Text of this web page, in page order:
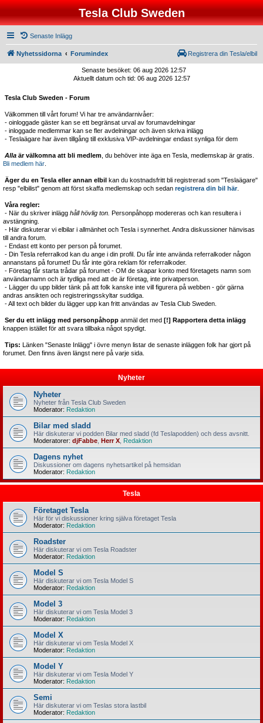
Tesla Club Sweden
Senaste Inlägg
Nyhetssidorna Forumindex Registrera din Tesla/elbil
Senaste besöket: 06 aug 2026 12:57
Aktuellt datum och tid: 06 aug 2026 12:57
Tesla Club Sweden - Forum
Välkommen till vårt forum! Vi har tre användarnivåer:
- oinloggade gäster kan se ett begränsat urval av forumavdelningar
- inloggade medlemmar kan se fler avdelningar och även skriva inlägg
- Teslaägare har även tillgång till exklusiva VIP-avdelningar endast synliga för dem
Alla är välkomna att bli medlem , du behöver inte äga en Tesla, medlemskap är gratis.
Bli medlem här
Äger du en Tesla eller annan elbil kan du kostnadsfritt bli registrerad som "Teslaägare"
resp "elbilist" genom att först skaffa medlemskap och sedan registrera din bil här.
Våra regler:
- När du skriver inlägg håll hövlig ton. Personpåhopp modereras och kan resultera i
avstängning.
- Här diskuterar vi elbilar i allmänhet och Tesla i synnerhet. Andra diskussioner hänvisas
till andra forum.
- Endast ett konto per person på forumet.
- Din Tesla referralkod kan du ange i din profil. Du får inte använda referralkoder någon
annanstans på forumet! Du får inte göra reklam för referralkoder.
- Företag får starta trådar på forumet - OM de skapar konto med företagets namn som
användarnamn och är tydliga med att de är företag, inte privatperson.
- Lägger du upp bilder tänk på att folk kanske inte vill figurera på webben - gör gärna
andras ansikten och registreringsskyltar suddiga.
- All text och bilder du lägger upp kan fritt användas av Tesla Club Sweden.
Ser du ett inlägg med personpåhopp anmäl det med [!] Rapportera detta inlägg
knappen istället för att svara tillbaka något spydigt.
Tips: Länken "Senaste Inlägg" i övre menyn listar de senaste inläggen folk har gjort på
forumet. Den finns även längst nere på varje sida.
Nyheter
Nyheter
Nyheter från Tesla Club Sweden
Moderator: Redaktion
Bilar med sladd
Här diskuterar vi podden Bilar med sladd (fd Teslapodden) och dess avsnitt.
Moderatorer: djFabbe Herr X Redaktion
Dagens nyhet
Diskussioner om dagens nyhetsartikel på hemsidan
Moderator: Redaktion
Tesla
Företaget Tesla
Här för vi diskussioner kring själva företaget Tesla
Moderator: Redaktion
Roadster
Här diskuterar vi om Tesla Roadster
Moderator: Redaktion
Model S
Här diskuterar vi om Tesla Model S
Moderator: Redaktion
Model 3
Här diskuterar vi om Tesla Model 3
Moderator: Redaktion
Model X
Här diskuterar vi om Tesla Model X
Moderator: Redaktion
Model Y
Här diskuterar vi om Tesla Model Y
Moderator: Redaktion
Semi
Här diskuterar vi om Teslas stora lastbil
Moderator: Redaktion